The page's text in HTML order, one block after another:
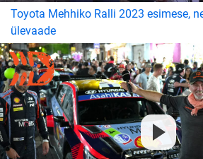
Toyota Mehhiko Ralli 2023 esimese,
ülevaade